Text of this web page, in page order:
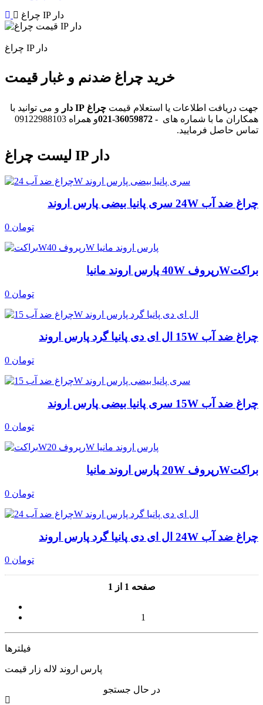
چراغ IP دار
چراغ IP دار
خرید چراغ ضدنم و غبار قیمت
جهت دریافت اطلاعات یا استعلام قیمت چراغ IP دار
و می توانید با
همکاران ما با شماره های 021-36059872 -
و همراه 09122988103
تماس حاصل فرمایید.
لیست چراغ IP دار
چراغ ضد آب 24W سری پانیا بیضی پارس اروند
0 تومان
براکتWرپروف 40W پارس اروند مانیا
0 تومان
چراغ ضد آب 15W ال ای دی پانیا گرد پارس اروند
0 تومان
چراغ ضد آب 15W سری پانیا بیضی پارس اروند
0 تومان
براکتWرپروف 20W پارس اروند مانیا
0 تومان
چراغ ضد آب 24W ال ای دی پانیا گرد پارس اروند
0 تومان
صفحه 1 از 1
1
فیلترها
پارس اروند لاله زار قیمت
در حال جستجو